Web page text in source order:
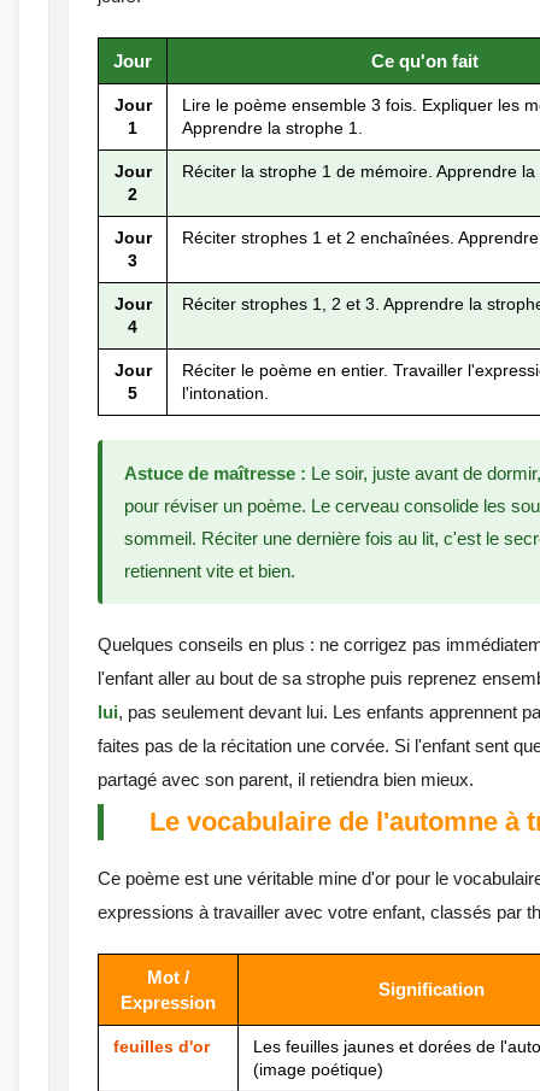
Jour Ce qu'on fait
Jour
1
Lire le poème ensemble 3 fois. Expliquer les
Apprendre la strophe 1.
Jour
2
Réciter la strophe 1 de mémoire. Apprendre
Jour
3
Réciter strophes 1 et 2 enchaînées.
Jour
4
Réciter strophes 1, 2 et 3. Apprendre la
Jour
5
Réciter le poème en entier. Travailler
l'intonation.
Astuce de maîtresse : Le soir, juste avant de
pour réviser un poème. Le cerveau consolide les
sommeil. Réciter une dernière fois au lit, c'est le
retiennent vite et bien.
Quelques conseils en plus : ne corrigez pas
l'enfant aller au bout de sa strophe puis reprenez
lui, pas seulement devant lui. Les enfants apprennent
faites pas de la récitation une corvée. Si l'enfant sent
partagé avec son parent, il retiendra bien mieux.
Le vocabulaire de l'automne à
Ce poème est une véritable mine d'or pour le
expressions à travailler avec votre enfant, classés par
Mot /
Expression
Signification
feuilles d'or
Les feuilles jaunes et dorées de
(image poétique)